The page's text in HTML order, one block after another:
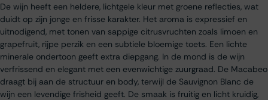
De wijn heeft een heldere, lichtgele kleur met groene reflecties, wat
duidt op zijn jonge en frisse karakter. Het aroma is expressief en
uitnodigend, met tonen van sappige citrusvruchten zoals limoen en
grapefruit, rijpe perzik en een subtiele bloemige toets. Een lichte
minerale ondertoon geeft extra diepgang. In de mond is de wijn
verfrissend en elegant met een evenwichtige zuurgraad. De Macabeo
draagt bij aan de structuur en body, terwijl de Sauvignon Blanc de
wijn een levendige frisheid geeft. De smaak is fruitig en licht kruidig,